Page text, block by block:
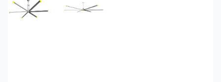
FEATURED IMAGEGALLERY IMAGE 1